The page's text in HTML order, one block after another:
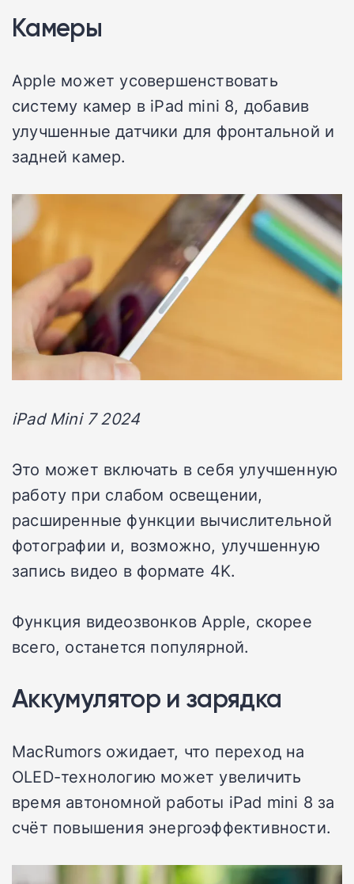
Камеры
Apple может усовершенствовать
систему камер в iPad mini 8, добавив
улучшенные датчики для фронтальной и
задней камер.
iPad Mini 7 2024
Это может включать в себя улучшенную
работу при слабом освещении,
расширенные функции вычислительной
фотографии и, возможно, улучшенную
запись видео в формате 4K.
Функция видеозвонков Apple, скорее
всего, останется популярной.
Аккумулятор и зарядка
MacRumors ожидает, что переход на
OLED-технологию может увеличить
время автономной работы iPad mini 8 за
счёт повышения энергоэффективности.